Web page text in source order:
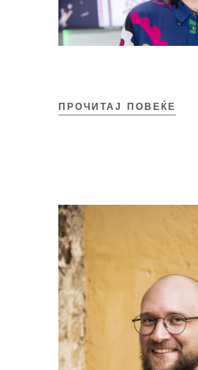
ПРОЧИТАЈ ПОВЕЌЕ